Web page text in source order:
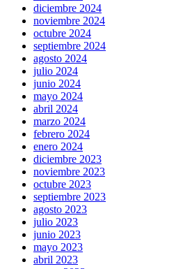
diciembre 2024
noviembre 2024
octubre 2024
septiembre 2024
agosto 2024
julio 2024
junio 2024
mayo 2024
abril 2024
marzo 2024
febrero 2024
enero 2024
diciembre 2023
noviembre 2023
octubre 2023
septiembre 2023
agosto 2023
julio 2023
junio 2023
mayo 2023
abril 2023